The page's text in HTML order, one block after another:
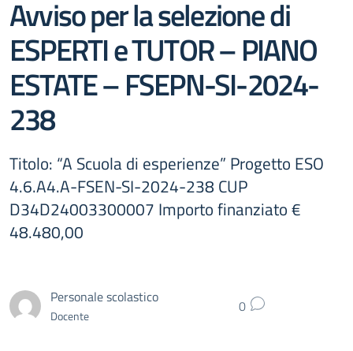
Avviso per la selezione di
ESPERTI e TUTOR – PIANO
ESTATE – FSEPN-SI-2024-
238
Titolo: “A Scuola di esperienze” Progetto ESO
4.6.A4.A-FSEN-SI-2024-238 CUP
D34D24003300007 Importo finanziato €
48.480,00
Personale scolastico
Docente 0